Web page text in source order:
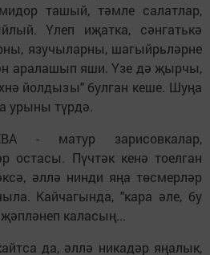
ташый, тәмле салатлар,
Үлеп иҗатка, сәнгатькә
язучыларны, шагыйрьләрне
аралашып яши. Үзе дә җырчы,
йолдызы" булган кеше. Шуңа
урыны түрдә.
- матур зарисовкалар,
остасы. Пүчтәк кенә тоелган
әллә нинди яңа төсмерләр
Кайчагында, "кара әле, бу
каласың...
да, әллә никадәр яңалык,